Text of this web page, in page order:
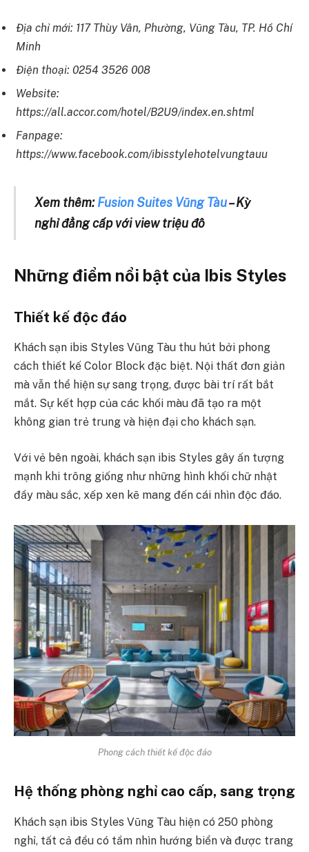
Địa chỉ mới: 117 Thùy Vân, Phường, Vũng Tàu, TP. Hồ Chí
Minh
Điện thoại: 0254 3526 008
Website:
https://all.accor.com/hotel/B2U9/index.en.shtml
Fanpage:
https://www.facebook.com/ibisstylehotelvungtauu
Xem thêm:Fusion Suites Vũng Tàu– Kỳ
nghỉ đẳng cấp với view triệu đô
Những điểm nổi bật của Ibis Styles
Thiết kế độc đáo
Khách sạn ibis Styles Vũng Tàu thu hút bởi phong
cách thiết kế Color Block đặc biệt. Nội thất đơn giản
mà vẫn thể hiện sự sang trọng, được bài trí rất bắt
mắt. Sự kết hợp của các khối màu đã tạo ra một
không gian trẻ trung và hiện đại cho khách sạn.
Với vẻ bên ngoài, khách sạn ibis Styles gây ấn tượng
mạnh khi trông giống như những hình khối chữ nhật
đầy màu sắc, xếp xen kẽ mang đến cái nhìn độc đáo.
Phong cách thiết kế độc đáo
Hệ thống phòng nghỉ cao cấp, sang trọng
Khách sạn ibis Styles Vũng Tàu hiện có 250 phòng
nghỉ, tất cả đều có tầm nhìn hướng biển và được trang